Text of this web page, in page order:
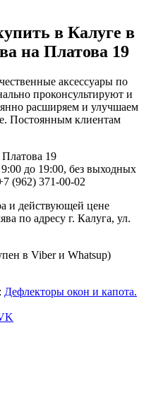
в Калуге в
на Платова 19
аксессуары по
проконсультируют и
расширяем и улучшаем
Постоянным клиентам
19
до 19:00, без выходных
(962) 371-00-02
и действующей цене
по адресу г. Калуга, ул.
в Viber и Whatsup)
Дефлекторы окон и капота.